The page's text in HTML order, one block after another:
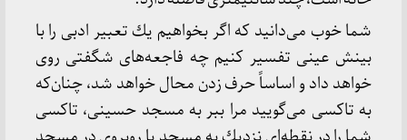
شما خوب می‌دانید كه اگر بخواهیم یك تعبیر ادبی را با
بینش عینی تفسیر كنیم چه فاجعه‌های شگفتی روی
خواهد داد و اساساً حرف زدن محال خواهد شد، چنان‌كه
به تاكسی می‌گویید مرا ببر به مسجد حسینی، تاكسی